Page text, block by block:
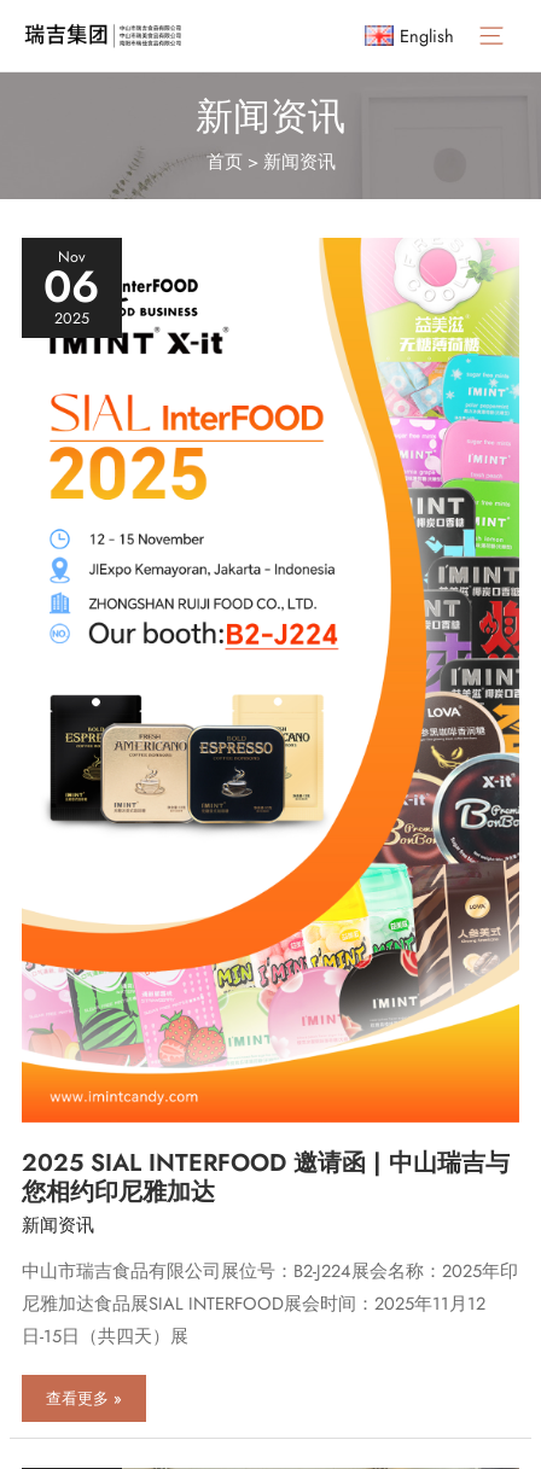
English
Main
新闻资讯
首页 > 新闻资讯
Nov
06
2025
2025 SIAL INTERFOOD 邀请函 | 中山瑞吉与
您相约印尼雅加达
新闻资讯
中山市瑞吉食品有限公司展位号：B2-J224展会名称：2025年印
尼雅加达食品展SIAL INTERFOOD展会时间：2025年11月12
日-15日（共四天）展
2025
SIAL
INTERFOOD
查看更多 »